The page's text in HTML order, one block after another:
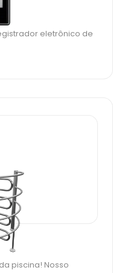
eletrônico de
piscina! Nosso